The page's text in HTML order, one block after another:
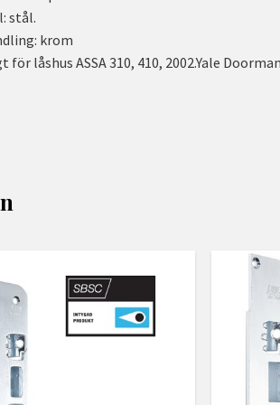
stål.
krom
för låshus ASSA 310, 410, 2002.Yale